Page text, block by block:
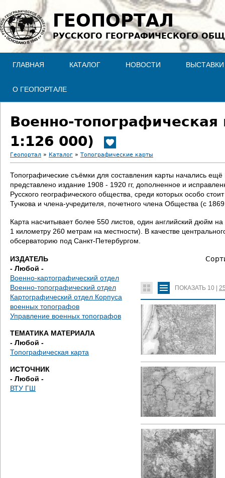
Jump to navigation
ГЕОПОРТАЛ
РУССКОГО ГЕОГРАФИЧЕСКОГО
ГЛАВНАЯ КАТАЛОГ НОВОСТИ ВЫСТАВКИ
О ГЕОПОРТАЛЕ
Военно-
1:126 000)
В
ы
з
д
с
ь
Геопортал » Каталог » Топографические карты
Топографические съёмки для составления карты начались
представлено издание 1908 - 1920 гг, дополненное и
Русского географического общества, среди которых особо
Тучкова и члена-учредителя, почетного члена Общества (с
Карта насчитывает более 550 листов, один английский дюйм
1 километру 260 метрам на местности). В качестве
обсерваторию под Санкт-Петербургом.
ИЗДАТЕЛЬ
- Любой -
Военно-картографический отдел
Военно-топографический отдел
Картографический отдел Корпуса
военных топографов
Управление военных топографов
ТЕМАТИКА МАТЕРИАЛА
- Любой -
Топографическая карта
ИСТОЧНИК
- Любой -
ВТУ ГШ
ПОКАЗАТЬ 10 |